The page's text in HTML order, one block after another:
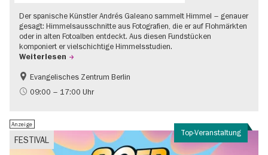
Der spanische Künstler Andrés Galeano sammelt Himmel – genauer
gesagt: Himmelsausschnitte aus Fotografien, die er auf Flohmärkten
oder in alten Fotoalben entdeckt. Aus diesen Fundstücken
komponiert er vielschichtige Himmelsstudien.
Weiterlesen
Gratis
Evangelisches Zentrum Berlin
09:00 – 17:00 Uhr
Top-Veranstaltung
FESTIVAL
Anzeige